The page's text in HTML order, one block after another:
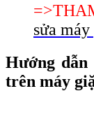
sửa
Hướng
trên máy